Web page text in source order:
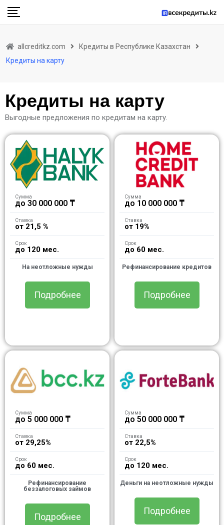
allcreditkz.com
Кредиты в Республике Казахстан
Кредиты на карту
Кредиты на карту
Выгодные предложения по кредитам на карту.
Сумма
до 30 000 000 ₸
Ставка
от 21,5 %
Срок
до 120 мес.
На неотложные нужды
Подробнее
Сумма
до 10 000 000 ₸
Ставка
от 19%
Срок
до 60 мес.
Рефинансирование кредитов
Подробнее
Сумма
до 5 000 000 ₸
Ставка
от 29,25%
Срок
до 60 мес.
Рефинансирование
беззалоговых займов
Подробнее
Сумма
до 50 000 000 ₸
Ставка
от 22,5%
Срок
до 120 мес.
Деньги на неотложные нужды
Подробнее